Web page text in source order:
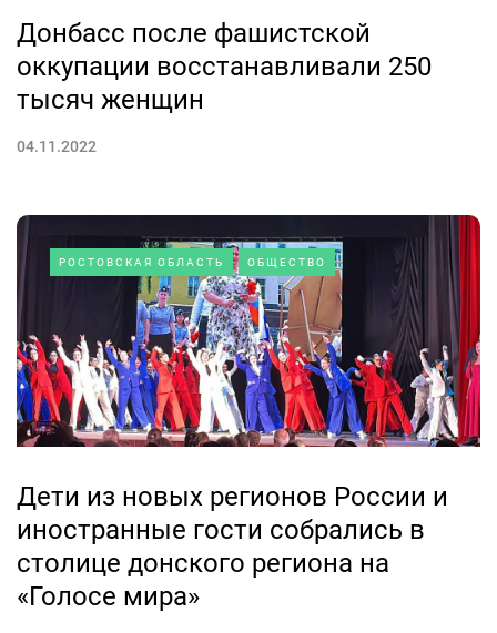
Донбасс после фашистской
оккупации восстанавливали 250
тысяч женщин
04.11.2022
РОСТОВСКАЯ ОБЛАСТЬ ОБЩЕСТВО
Дети из новых регионов России и
иностранные гости собрались в
столице донского региона на
«Голосе мира»